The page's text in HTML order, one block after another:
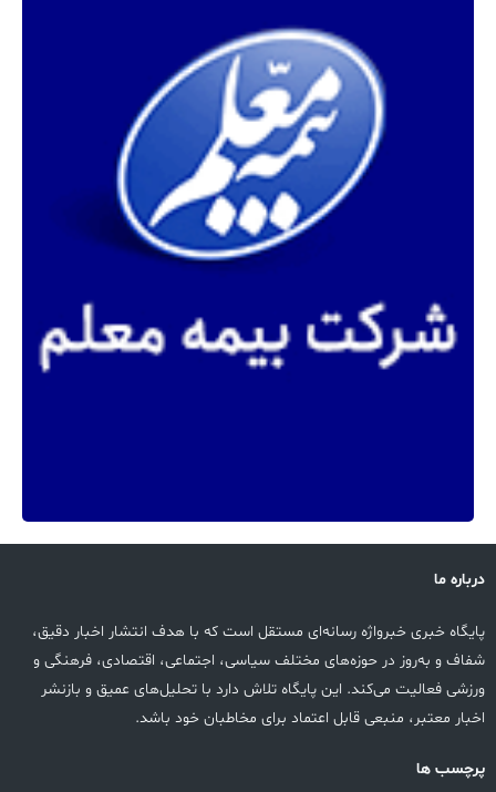
درباره ما
پایگاه خبری خبرواژه رسانه‌ای مستقل است که با هدف انتشار اخبار دقیق،
شفاف و به‌روز در حوزه‌های مختلف سیاسی، اجتماعی، اقتصادی، فرهنگی و
ورزشی فعالیت می‌کند. این پایگاه تلاش دارد با تحلیل‌های عمیق و بازنشر
اخبار معتبر، منبعی قابل اعتماد برای مخاطبان خود باشد.
پرچسب ها